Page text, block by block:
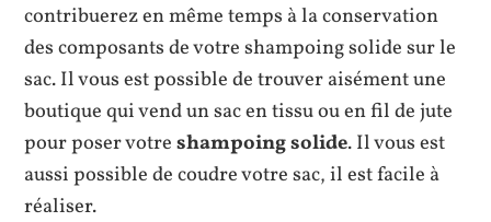
contribuerez en même temps à la conservation
des composants de votre shampoing solide sur le
sac. Il vous est possible de trouver aisément une
boutique qui vend un sac en tissu ou en fil de jute
pour poser votreshampoing solide. Il vous est
aussi possible de coudre votre sac, il est facile à
réaliser.